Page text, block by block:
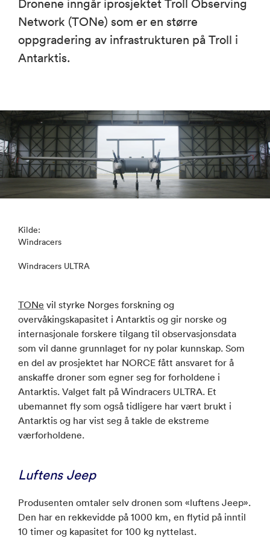
Dronene inngår iprosjektet Troll Observing
Network (TONe) som er en større
oppgradering av infrastrukturen på Troll i
Antarktis.
Kilde:
Windracers
Windracers ULTRA
TONe vil styrke Norges forskning og
overvåkingskapasitet i Antarktis og gir norske og
internasjonale forskere tilgang til observasjonsdata
som vil danne grunnlaget for ny polar kunnskap. Som
en del av prosjektet har NORCE fått ansvaret for å
anskaffe droner som egner seg for forholdene i
Antarktis. Valget falt på Windracers ULTRA. Et
ubemannet fly som også tidligere har vært brukt i
Antarktis og har vist seg å takle de ekstreme
værforholdene.
Luftens Jeep
Produsenten omtaler selv dronen som «luftens Jeep».
Den har en rekkevidde på 1000 km, en flytid på inntil
10 timer og kapasitet for 100 kg nyttelast.